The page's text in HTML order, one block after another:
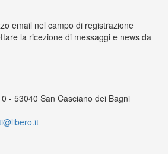
email nel campo di registrazione
la ricezione di messaggi e news da
- 53040 San Casciano dei Bagni